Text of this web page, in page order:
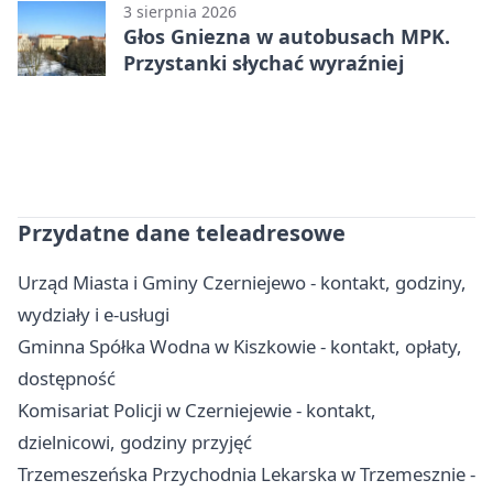
3 sierpnia 2026
Głos Gniezna w autobusach MPK.
Przystanki słychać wyraźniej
Przydatne dane teleadresowe
Urząd Miasta i Gminy Czerniejewo - kontakt, godziny,
wydziały i e-usługi
Gminna Spółka Wodna w Kiszkowie - kontakt, opłaty,
dostępność
Komisariat Policji w Czerniejewie - kontakt,
dzielnicowi, godziny przyjęć
Trzemeszeńska Przychodnia Lekarska w Trzemesznie -